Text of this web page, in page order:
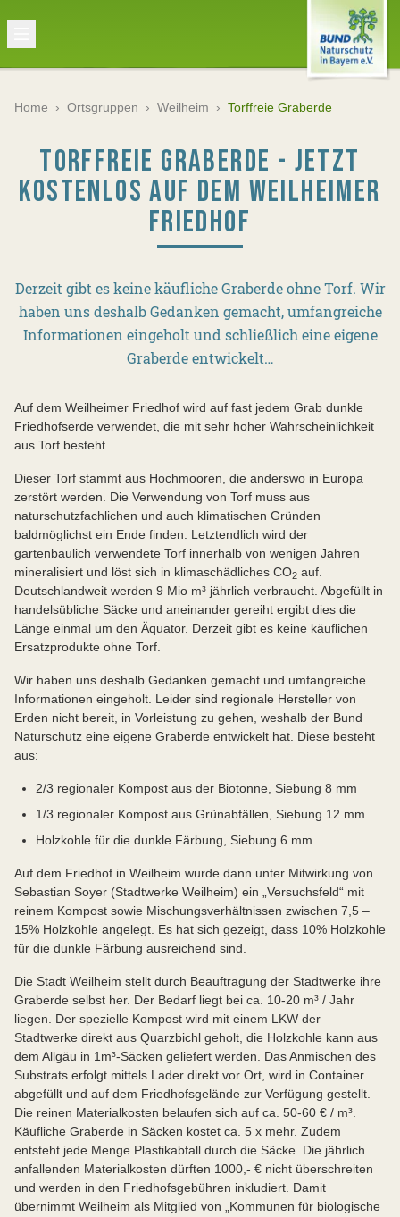
Home › Ortsgruppen › Weilheim › Torffreie Graberde
TORFFREIE GRABERDE - JETZT
KOSTENLOS AUF DEM WEILHEIMER
FRIEDHOF
Derzeit gibt es keine käufliche Graberde ohne Torf. Wir
haben uns deshalb Gedanken gemacht, umfangreiche
Informationen eingeholt und schließlich eine eigene
Graberde entwickelt…
Auf dem Weilheimer Friedhof wird auf fast jedem Grab dunkle
Friedhofserde verwendet, die mit sehr hoher Wahrscheinlichkeit
aus Torf besteht.
Dieser Torf stammt aus Hochmooren, die anderswo in Europa
zerstört werden. Die Verwendung von Torf muss aus
naturschutzfachlichen und auch klimatischen Gründen
baldmöglichst ein Ende finden. Letztendlich wird der
gartenbaulich verwendete Torf innerhalb von wenigen Jahren
mineralisiert und löst sich in klimaschädliches CO2 auf.
Deutschlandweit werden 9 Mio m³ jährlich verbraucht. Abgefüllt in
handelsübliche Säcke und aneinander gereiht ergibt dies die
Länge einmal um den Äquator. Derzeit gibt es keine käuflichen
Ersatzprodukte ohne Torf.
Wir haben uns deshalb Gedanken gemacht und umfangreiche
Informationen eingeholt. Leider sind regionale Hersteller von
Erden nicht bereit, in Vorleistung zu gehen, weshalb der Bund
Naturschutz eine eigene Graberde entwickelt hat. Diese besteht
aus:
2/3 regionaler Kompost aus der Biotonne, Siebung 8 mm
1/3 regionaler Kompost aus Grünabfällen, Siebung 12 mm
Holzkohle für die dunkle Färbung, Siebung 6 mm
Auf dem Friedhof in Weilheim wurde dann unter Mitwirkung von
Sebastian Soyer (Stadtwerke Weilheim) ein „Versuchsfeld“ mit
reinem Kompost sowie Mischungsverhältnissen zwischen 7,5 –
15% Holzkohle angelegt. Es hat sich gezeigt, dass 10% Holzkohle
für die dunkle Färbung ausreichend sind.
Die Stadt Weilheim stellt durch Beauftragung der Stadtwerke ihre
Graberde selbst her. Der Bedarf liegt bei ca. 10-20 m³ / Jahr
liegen. Der spezielle Kompost wird mit einem LKW der
Stadtwerke direkt aus Quarzbichl geholt, die Holzkohle kann aus
dem Allgäu in 1m³-Säcken geliefert werden. Das Anmischen des
Substrats erfolgt mittels Lader direkt vor Ort, wird in Container
abgefüllt und auf dem Friedhofsgelände zur Verfügung gestellt.
Die reinen Materialkosten belaufen sich auf ca. 50-60 € / m³.
Käufliche Graberde in Säcken kostet ca. 5 x mehr. Zudem
entsteht jede Menge Plastikabfall durch die Säcke. Die jährlich
anfallenden Materialkosten dürften 1000,- € nicht überschreiten
und werden in den Friedhofsgebühren inkludiert. Damit
übernimmt Weilheim als Mitglied von „Kommunen für biologische